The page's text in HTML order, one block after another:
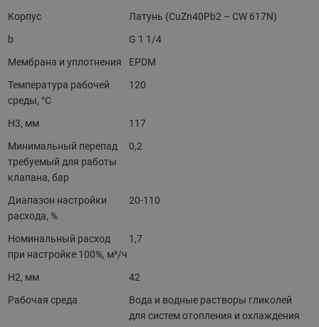
Корпус
Латунь (CuZn40Pb2 – CW 617N)
b
G 1 1/4
Мембрана и уплотнения
EPDM
Температура рабочей
среды, °С
120
H3, мм
117
Минимальный перепад
требуемый для работы
клапана, бар
0,2
Диапазон настройки
расхода, %
20-110
Номинальный расход
при настройке 100%, м³/ч
1,7
H2, мм
42
Рабочая среда
Вода и водные растворы гликолей
для систем отопления и охлаждения